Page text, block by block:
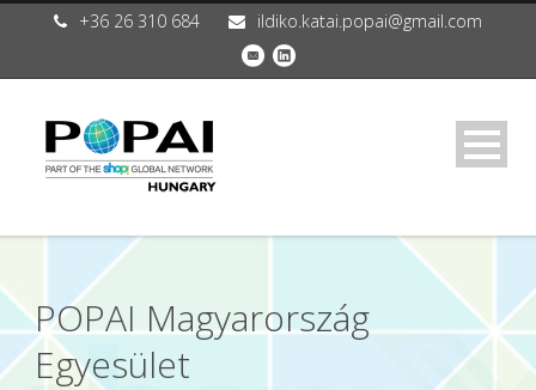
+36 26 310 684 ildiko.katai.popai@gmail.com
POPAI Magyarország
Egyesület